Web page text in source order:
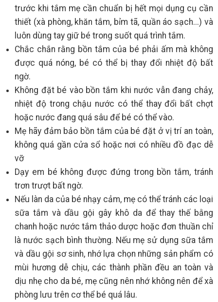
trước khi tắm mẹ cần chuẩn bị hết mọi dụng cụ cần
thiết (xà phòng, khăn tắm, bỉm tã, quần áo sạch...) và
luôn dùng tay giữ bé trong suốt quá trình tắm.
Chắc chắn rằng bồn tắm của bé phải ấm mà không
được quá nóng, bé có thể bị thay đổi nhiệt độ bất
ngờ.
Không đặt bé vào bồn tắm khi nước vẫn đang chảy,
nhiệt độ trong chậu nước có thể thay đổi bất chợt
hoặc nước đang quá sâu để bé có thể vào.
Mẹ hãy đảm bảo bồn tắm của bé đặt ở vị trí an toàn,
không quá gần cửa sổ hoặc nơi có nhiều đồ đạc dễ
vỡ
Dạy em bé không được đứng trong bồn tắm, tránh
trơn trượt bất ngờ.
Nếu làn da của bé nhạy cảm, mẹ có thể tránh các loại
sữa tắm và dầu gội gây khô da để thay thế bằng
chanh hoặc nước tắm thảo dược hoặc đơn thuần chỉ
là nước sạch bình thường. Nếu mẹ sử dụng sữa tắm
và dầu gội sơ sinh, nhớ lựa chọn những sản phẩm có
mùi hương dễ chịu, các thành phần đều an toàn và
dịu nhẹ cho da bé, mẹ cũng nên nhớ không nên để xà
phòng lưu trên cơ thể bé quá lâu.